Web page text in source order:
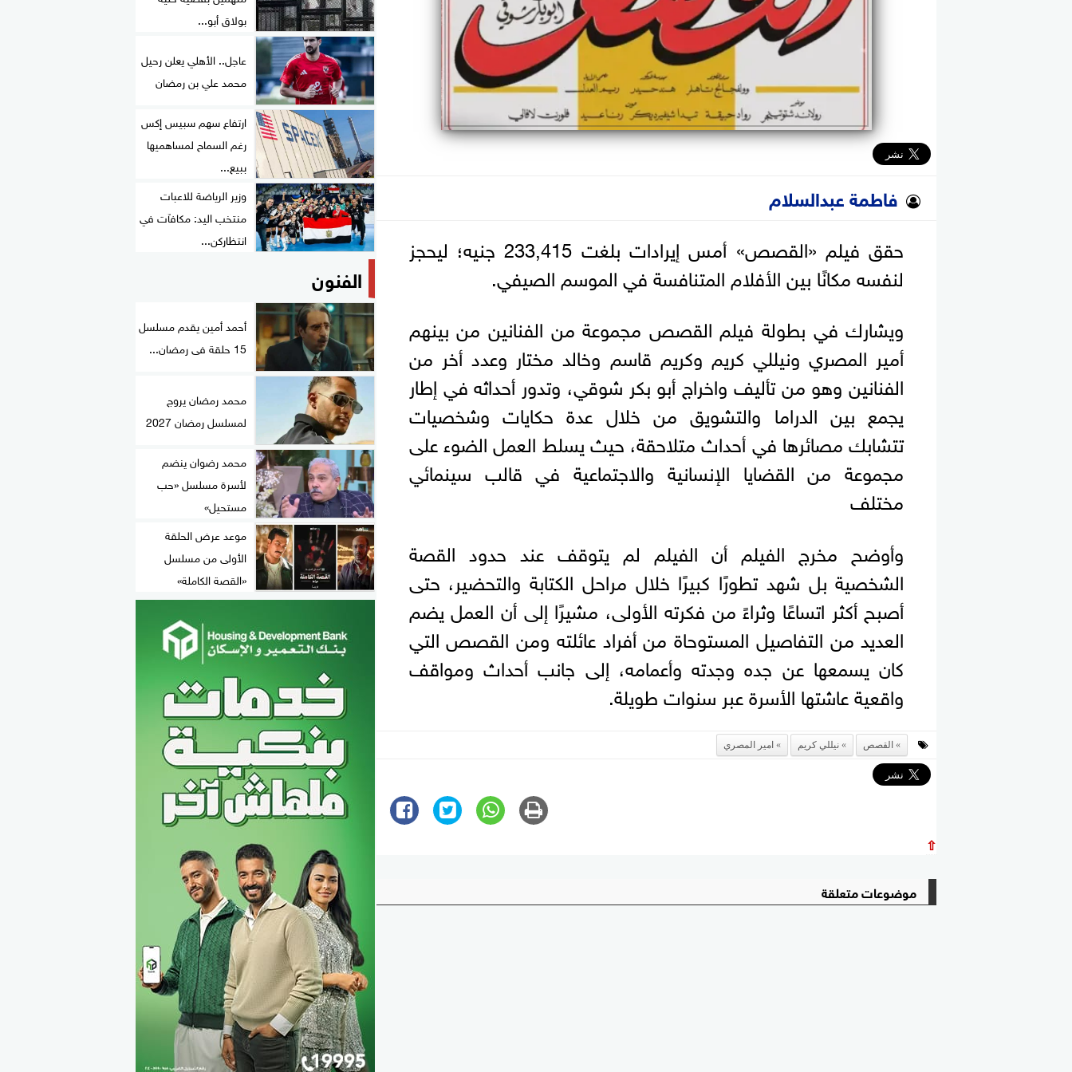
فاطمة عبدالسلام
حقق فيلم «القصص» أمس إيرادات بلغت 233,415 جنيه؛ ليحجز
لنفسه مكانًا بين الأفلام المتنافسة في الموسم الصيفي.
ويشارك في بطولة فيلم القصص مجموعة من الفنانين من بينهم
أمير المصري ونيللي كريم وكريم قاسم وخالد مختار وعدد أخر من
الفنانين وهو من تأليف واخراج أبو بكر شوقي، وتدور أحداثه في إطار
يجمع بين الدراما والتشويق من خلال عدة حكايات وشخصيات
تتشابك مصائرها في أحداث متلاحقة، حيث يسلط العمل الضوء على
مجموعة من القضايا الإنسانية والاجتماعية في قالب سينمائي
مختلف
وأوضح مخرج الفيلم أن الفيلم لم يتوقف عند حدود القصة
الشخصية بل شهد تطورًا كبيرًا خلال مراحل الكتابة والتحضير، حتى
أصبح أكثر اتساعًا وثراءً من فكرته الأولى، مشيرًا إلى أن العمل يضم
العديد من التفاصيل المستوحاة من أفراد عائلته ومن القصص التي
كان يسمعها عن جده وجدته وأعمامه، إلى جانب أحداث ومواقف
واقعية عاشتها الأسرة عبر سنوات طويلة.
القصص نيللي كريم امير المصري
⇧
موضوعات متعلقة
بولاق أبو...
عاجل.. الأهلي يعلن رحيل
محمد علي بن رمضان
ارتفاع سهم سبيس إكس
رغم السماح لمساهميها
ببيع...
وزير الرياضة للاعبات
منتخب اليد: مكافآت في
انتظاركن...
الفنون
أحمد أمين يقدم مسلسل
15 حلقة فى رمضان...
محمد رمضان يروج
لمسلسل رمضان 2027
محمد رضوان ينضم
لأسرة مسلسل «حب
مستحيل»
موعد عرض الحلقة
الأولى من مسلسل
«القصة الكاملة»